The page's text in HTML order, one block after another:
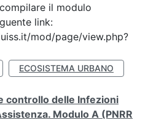
il modulo
link:
mod/page/view.php?
ECOSISTEMA URBANO
controllo delle Infezioni
Modulo A (PNRR